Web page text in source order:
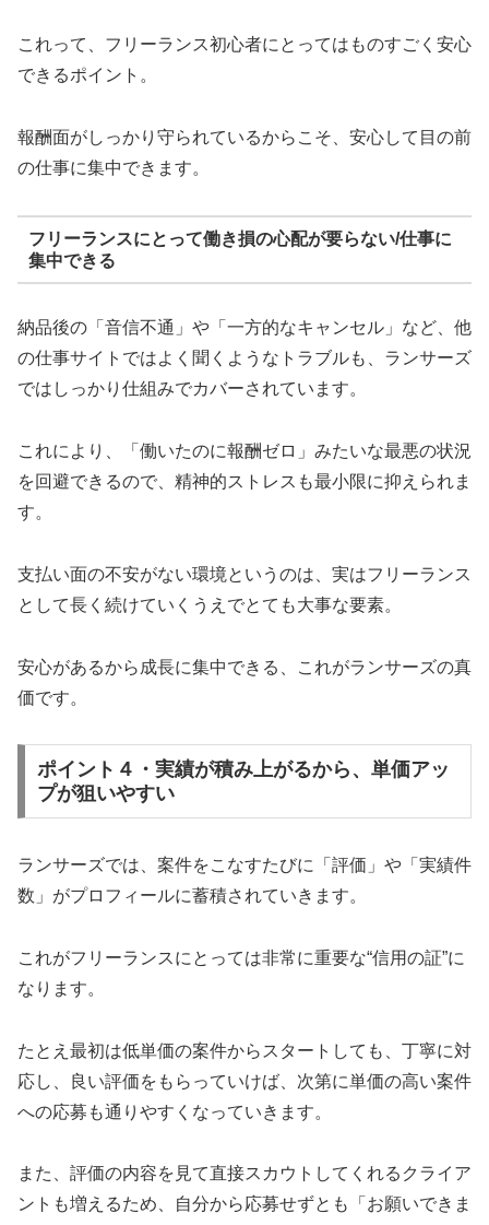
これって、フリーランス初心者にとってはものすごく安心
できるポイント。
報酬面がしっかり守られているからこそ、安心して目の前
の仕事に集中できます。
フリーランスにとって働き損の心配が要らない/仕事に
集中できる
納品後の「音信不通」や「一方的なキャンセル」など、他
の仕事サイトではよく聞くようなトラブルも、ランサーズ
ではしっかり仕組みでカバーされています。
これにより、「働いたのに報酬ゼロ」みたいな最悪の状況
を回避できるので、精神的ストレスも最小限に抑えられま
す。
支払い面の不安がない環境というのは、実はフリーランス
として長く続けていくうえでとても大事な要素。
安心があるから成長に集中できる、これがランサーズの真
価です。
ポイント４・実績が積み上がるから、単価アッ
プが狙いやすい
ランサーズでは、案件をこなすたびに「評価」や「実績件
数」がプロフィールに蓄積されていきます。
これがフリーランスにとっては非常に重要な“信用の証”に
なります。
たとえ最初は低単価の案件からスタートしても、丁寧に対
応し、良い評価をもらっていけば、次第に単価の高い案件
への応募も通りやすくなっていきます。
また、評価の内容を見て直接スカウトしてくれるクライア
ントも増えるため、自分から応募せずとも「お願いできま